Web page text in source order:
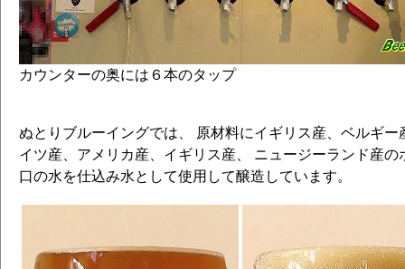
カウンターの奥には６本のタップ
ぬとりブルーイングでは、 原材料にイギリス産、ベルギー
イツ産、アメリカ産、イギリス産、 ニュージーランド産
口の水を仕込み水として使用して醸造しています。